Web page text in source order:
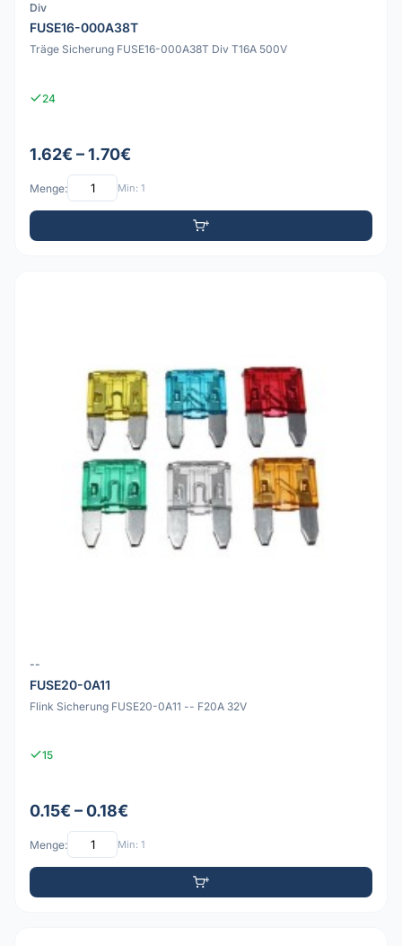
Div
FUSE16-000A38T
Träge Sicherung FUSE16-000A38T Div T16A 500V
24
1.62€ – 1.70€
Menge: Min: 1
--
FUSE20-0A11
Flink Sicherung FUSE20-0A11 -- F20A 32V
15
0.15€ – 0.18€
Menge: Min: 1